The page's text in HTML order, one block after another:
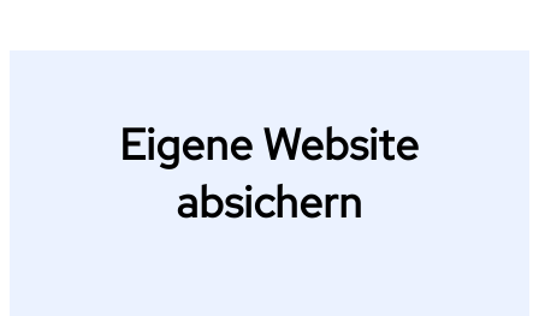
Eigene Website
absichern